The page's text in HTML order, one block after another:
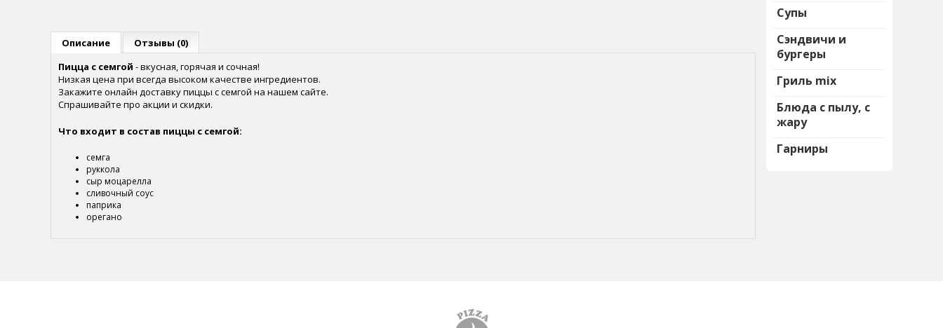
Супы
Сэндвичи и
бургеры
Гриль mix
Блюда с пылу, с
жару
Гарниры
Описание
Отзывы (0)
Пицца с семгой - вкусная, горячая и сочная!
Низкая цена при всегда высоком качестве ингредиентов.
Закажите онлайн доставку пиццы с семгой на нашем сайте.
Спрашивайте про акции и скидки.
Что входит в состав пиццы с семгой:
семга
руккола
сыр моцарелла
сливочный соус
паприка
орегано